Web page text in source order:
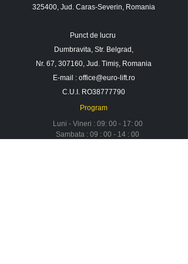
325400, Jud. Caras-Severin, Romania
Punct de lucru
Dumbravita, Str. Belgrad,
Nr. 67, 307160, Jud. Timiș, Romania
E-mail : office@euro-lift.ro
C.U.I. RO38777790
Program
Luni - Vineri : 09: 00 - 17: 00
Sambata : 09 : 00 - 14 : 00